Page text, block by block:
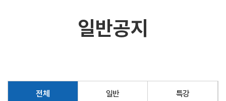
일반공지
전체 일반 특강